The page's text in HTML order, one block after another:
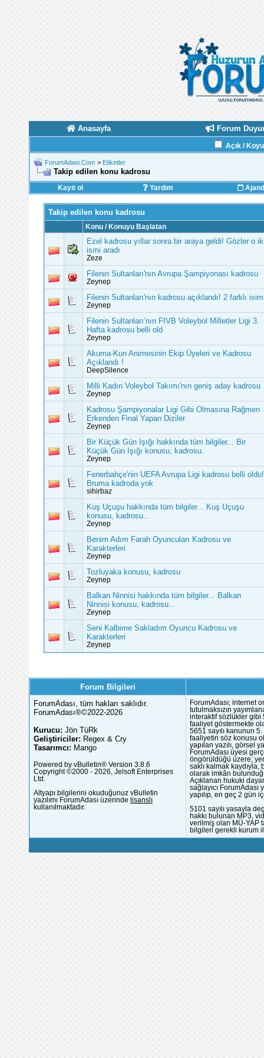
Anasayfa Forum
Açık /
ForumAdasi.Com > Etiketler
Takip edilen konu kadrosu
Kayıt ol Yardım
Takip edilen konu kadrosu
Konu / Konuyu Başlatan
Ezel kadrosu yıllar sonra bir araya geldi! Gözler o
ismi aradı
Zeze
Filenin Sultanları'nın Avrupa Şampiyonası kadrosu
Zeynep
Filenin Sultanları'nın kadrosu açıklandı! 2 farklı isim
Zeynep
Filenin Sultanları’nın FIVB Voleybol Milletler Ligi 3.
Hafta kadrosu belli old
Zeynep
Akuma-Kun Animesinin Ekip Üyeleri ve Kadrosu
Açıklandı !
DeepSilence
Milli Kadın Voleybol Takımı'nın geniş aday kadrosu
Zeynep
Kadrosu Şampiyonalar Ligi Gibi Olmasına Rağmen
Erkenden Final Yapan Diziler
Zeynep
Bir Küçük Gün Işığı hakkında tüm bilgiler... Bir
Küçük Gün Işığı konusu, kadrosu.
Zeynep
Fenerbahçe'nin UEFA Avrupa Ligi kadrosu belli oldu!
Bruma kadroda yok
sihirbaz
Kuş Uçuşu hakkında tüm bilgiler... Kuş Uçuşu
konusu, kadrosu...
Zeynep
Benim Adım Farah Oyuncuları Kadrosu ve
Karakterleri
Zeynep
Tozluyaka konusu, kadrosu
Zeynep
Balkan Ninnisi hakkında tüm bilgiler... Balkan
Ninnisi konusu, kadrosu...
Zeynep
Seni Kalbime Sakladım Oyuncu Kadrosu ve
Karakterleri
Zeynep
Forum Bilgileri
ForumAdası, tüm hakları saklıdır.
ForumAdası®©2022-2026
Kurucu: Jön TüRk
Geliştiriciler: Regex & Cry
Tasarımcı: Mango
Powered by vBulletin® Version 3.8.6
Copyright ©2000 - 2026, Jelsoft Enterprises
Ltd.
Altyapı bilgilerini okuduğunuz vBulletin
yazılımı ForumAdası üzerinde lisanslı
kullanılmaktadır.
ForumAdası; internet
tutulmaksızın
interaktif sözlükler gibi
faaliyet göstermekte
5651 sayılı kanunun
faaliyetin söz konusu
yapılan yazılı, görsel
ForumAdası üyesi
öngörüldüğü üzere;
saklı kalmak
olarak imkân
Açıklanan hukuki
sağlayıcı
yapılıp, en geç 2 gün
5101 sayılı yasayla
hakkı bulunan MP3,
verilmiş olan MÜ-YAP
bilgileri gerekli kurum